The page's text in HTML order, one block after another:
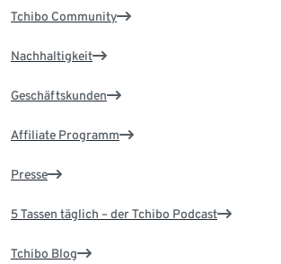
Tchibo Community
Nachhaltigkeit
Geschäftskunden
Affiliate Programm
Presse
5 Tassen täglich – der Tchibo Podcast
Tchibo Blog